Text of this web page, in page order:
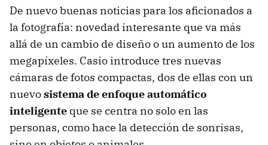
De nuevo buenas noticias para los aficionados a
la fotografía: novedad interesante que va más
allá de un cambio de diseño o un aumento de los
megapíxeles. Casio introduce tres nuevas
cámaras de fotos compactas, dos de ellas con un
nuevosistema de enfoque automático
inteligente que se centra no solo en las
personas, como hace la detección de sonrisas,